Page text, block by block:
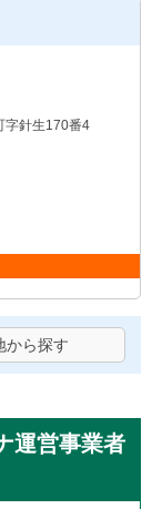
字針生170番4
から探す
運営事業者